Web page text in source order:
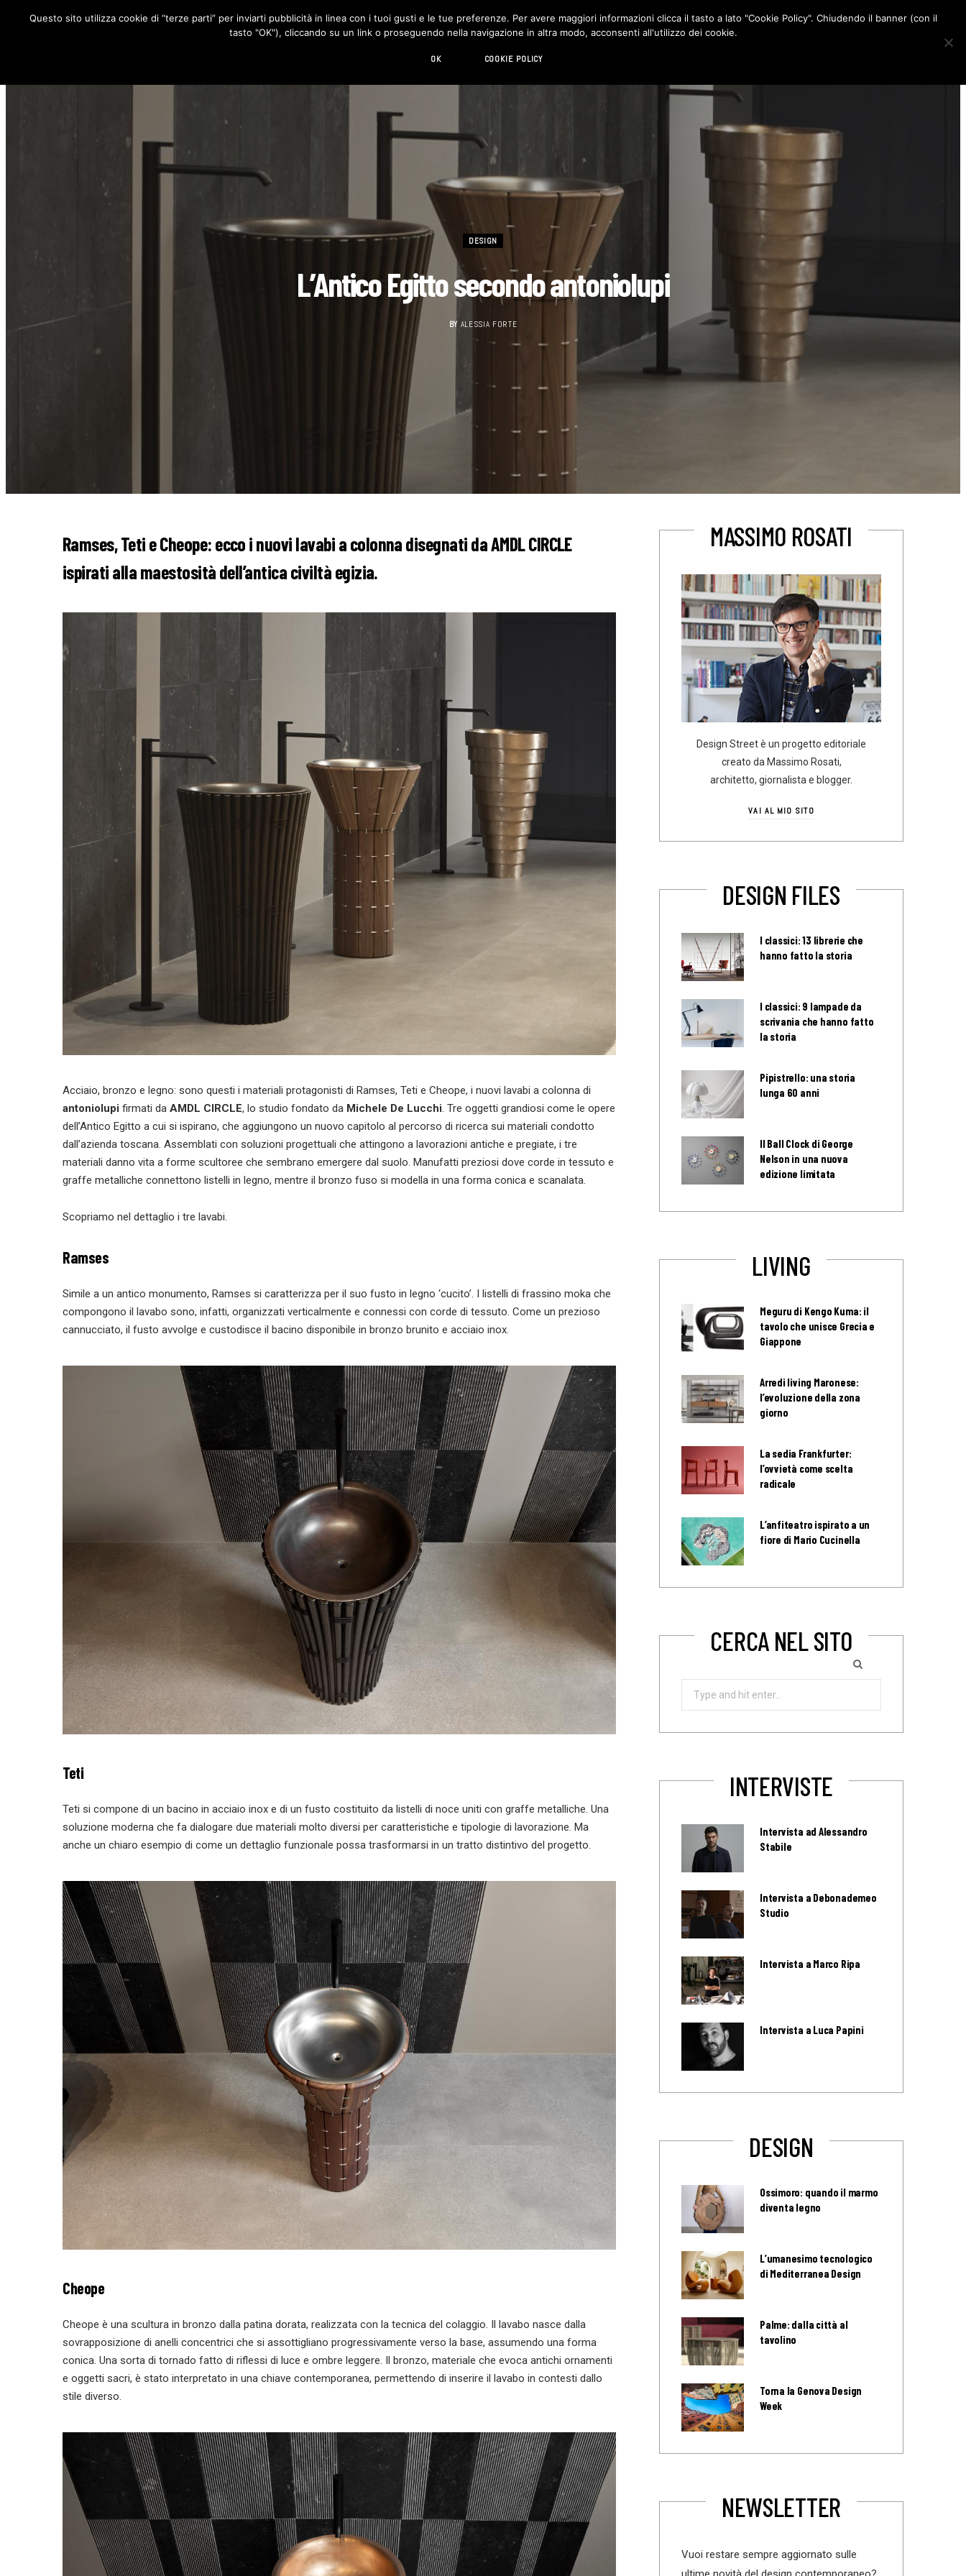
RUBRICHE DESIGN LIVING HI-TECH CHI SIAMO CONTATTI
o
g
r
d
DESIGN
L’Antico Egitto secondo antoniolupi
BY ALESSIA FORTE
Ramses, Teti e Cheope: ecco i nuovi lavabi a colonna disegnati da AMDL CIRCLE
ispirati alla maestosità dell’antica civiltà egizia.
Acciaio, bronzo e legno: sono questi i materiali protagonisti di Ramses, Teti e Cheope, i nuovi lavabi a colonna di
antoniolupi firmati da AMDL CIRCLE, lo studio fondato da Michele De Lucchi. Tre oggetti grandiosi come le opere
dell’Antico Egitto a cui si ispirano, che aggiungono un nuovo capitolo al percorso di ricerca sui materiali condotto
dall’azienda toscana. Assemblati con soluzioni progettuali che attingono a lavorazioni antiche e pregiate, i tre
materiali danno vita a forme scultoree che sembrano emergere dal suolo. Manufatti preziosi dove corde in tessuto e
graffe metalliche connettono listelli in legno, mentre il bronzo fuso si modella in una forma conica e scanalata.
Scopriamo nel dettaglio i tre lavabi.
Ramses
Simile a un antico monumento, Ramses si caratterizza per il suo fusto in legno ‘cucito’. I listelli di frassino moka che
compongono il lavabo sono, infatti, organizzati verticalmente e connessi con corde di tessuto. Come un prezioso
cannucciato, il fusto avvolge e custodisce il bacino disponibile in bronzo brunito e acciaio inox.
Teti
Teti si compone di un bacino in acciaio inox e di un fusto costituito da listelli di noce uniti con graffe metalliche. Una
soluzione moderna che fa dialogare due materiali molto diversi per caratteristiche e tipologie di lavorazione. Ma
anche un chiaro esempio di come un dettaglio funzionale possa trasformarsi in un tratto distintivo del progetto.
Cheope
Cheope è una scultura in bronzo dalla patina dorata, realizzata con la tecnica del colaggio. Il lavabo nasce dalla
sovrapposizione di anelli concentrici che si assottigliano progressivamente verso la base, assumendo una forma
conica. Una sorta di tornado fatto di riflessi di luce e ombre leggere. Il bronzo, materiale che evoca antichi ornamenti
e oggetti sacri, è stato interpretato in una chiave contemporanea, permettendo di inserire il lavabo in contesti dallo
stile diverso.
MASSIMO ROSATI
Design Street è un progetto editoriale
creato da Massimo Rosati,
architetto, giornalista e blogger.
VAI AL MIO SITO
DESIGN FILES
I classici: 13 librerie che
hanno fatto la storia
I classici: 9 lampade da
scrivania che hanno fatto
la storia
Pipistrello: una storia
lunga 60 anni
Il Ball Clock di George
Nelson in una nuova
edizione limitata
LIVING
Meguru di Kengo Kuma: il
tavolo che unisce Grecia e
Giappone
Arredi living Maronese:
l’evoluzione della zona
giorno
La sedia Frankfurter:
l’ovvietà come scelta
radicale
L’anfiteatro ispirato a un
fiore di Mario Cucinella
CERCA NEL SITO
Search
INTERVISTE
Intervista ad Alessandro
Stabile
Intervista a Debonademeo
Studio
Intervista a Marco Ripa
Intervista a Luca Papini
DESIGN
Ossimoro: quando il marmo
diventa legno
L’umanesimo tecnologico
di Mediterranea Design
Palme: dalla città al
tavolino
Torna la Genova Design
Week
NEWSLETTER
Vuoi restare sempre aggiornato sulle
Questo sito utilizza cookie di “terze parti” per inviarti pubblicità in linea con i tuoi gusti e le tue preferenze. Per avere maggiori informazioni clicca il tasto a lato "Cookie Policy". Chiudendo il banner (con il
tasto "OK"), cliccando su un link o proseguendo nella navigazione in altra modo, acconsenti all'utilizzo dei cookie.
OK COOKIE POLICY